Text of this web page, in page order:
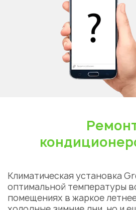
Климатическая установка
оптимальной температуры
помещениях в жаркое